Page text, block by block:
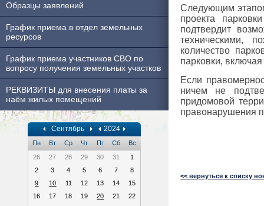
Образцы заявлений
График приема в отдел земельных
ресурсов
График приема участников СВО по
вопросу получения земельных участков
РЕКВИЗИТЫ для внесения платы за
наём жилых помещений
Сентябрь 2024
Пн Вт Ср Чт Пт Сб
Вс
26
27 28 29 30 31
1
2
3 4 5 6 7
8
9
10 11 12 13 14
15
16
17 18 19 20 21
22
Следующим
проекта
подтвердит
техническими,
количество
парковки,
Если
ничем не
придомовой
правонарушения
<< вернуться к списку